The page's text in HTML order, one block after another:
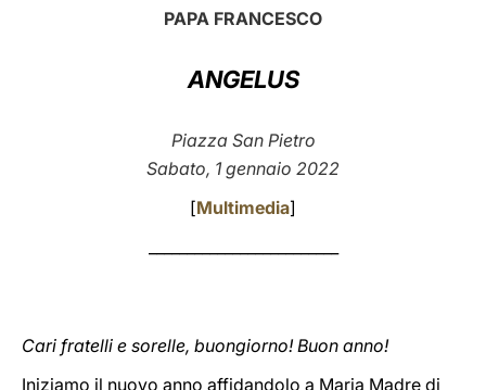
PAPA FRANCESCO
ANGELUS
Piazza San Pietro
Sabato, 1 gennaio 2022
[Multimedia]
Cari fratelli e sorelle, buongiorno! Buon anno!
Iniziamo il nuovo anno affidandolo a Maria Madre di